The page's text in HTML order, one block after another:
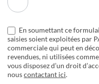
En soumettant ce
saisies soient exploitées par
commerciale qui peut en
revendues, ni utilisées
vous disposez d’un droit
nouscontactant ici.